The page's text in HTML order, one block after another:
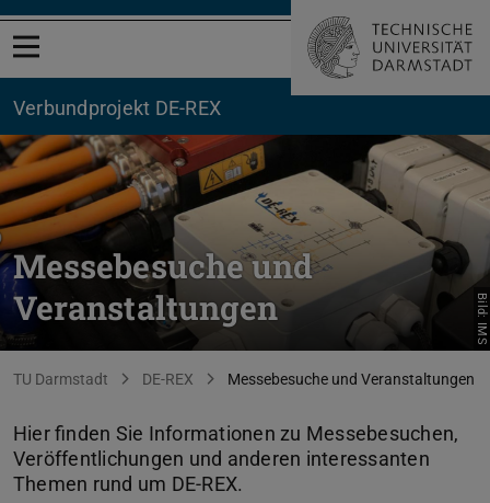
Menü öffnen
Verbundprojekt DE-REX
Messebesuche und
Veranstaltungen
Bild: IMS
Sie befinden sich hier:
TU Darmstadt DE-REX Messebesuche und Veranstaltungen
Hier finden Sie Informationen zu Messebesuchen,
Veröffentlichungen und anderen interessanten
Themen rund um DE-REX.